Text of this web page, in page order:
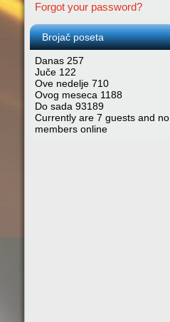
Forgot your password?
Brojač poseta
Danas 257
Juče 122
Ove nedelje 710
Ovog meseca 1188
Do sada 93189
Currently are 7 guests and no
members online